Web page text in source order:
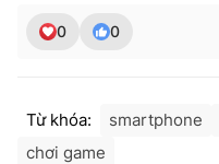
0 0
Từ khóa: smartphone
chơi game